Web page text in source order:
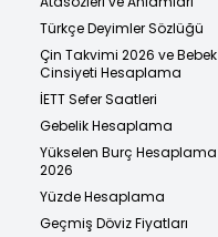
Türkçe Deyimler Sözlüğü
Çin Takvimi 2026 ve Bebek
Cinsiyeti Hesaplama
İETT Sefer Saatleri
Gebelik Hesaplama
Yükselen Burç Hesaplama
2026
Yüzde Hesaplama
Geçmiş Döviz Fiyatları